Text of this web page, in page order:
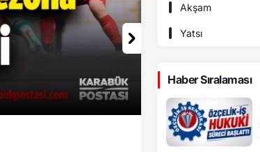
Akşam
Yatsı
Haber Sıralaması